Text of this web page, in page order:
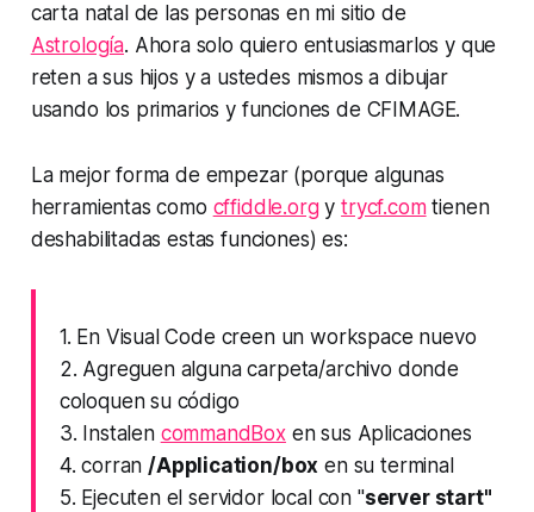
carta natal de las personas en mi sitio de
Astrología. Ahora solo quiero entusiasmarlos y que
reten a sus hijos y a ustedes mismos a dibujar
usando los primarios y funciones de CFIMAGE.
La mejor forma de empezar (porque algunas
herramientas como cffiddle.orgytrycf.comtienen
deshabilitadas estas funciones) es:
1. En Visual Code creen un workspace nuevo
2. Agreguen alguna carpeta/archivo donde
coloquen su código
3. Instalen commandBoxen sus Aplicaciones
4. corran/Application/box en su terminal
5. Ejecuten el servidor local con "server start"